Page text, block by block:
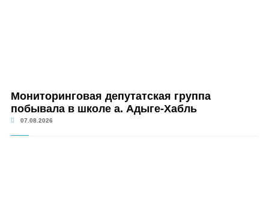
Мониторинговая депутатская группа
побывала в школе а. Адыге-Хабль
07.08.2026